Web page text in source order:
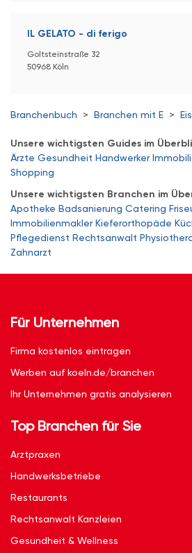
IL GELATO - di ferigo
Goltsteinstraße 32
50968 Köln
Branchenbuch > Branchen mit E >
Unsere wichtigsten Guides im
Ärzte Gesundheit Handwerker
Shopping
Unsere wichtigsten Branchen im
Apotheke Badsanierung Catering
Immobilienmakler Kieferorthopäde
Pflegedienst Rechtsanwalt
Zahnarzt
Für Unternehmen
Firma kostenlos eintragen
Werben auf koeln.de/branchen
Ihr Unternehmen gratis analysieren
Top Branchen für Sie
Arztpraxen
Handwerksbetriebe
Restaurants
Rechtsanwalt Kanzleien
Gesundheit & Wellness